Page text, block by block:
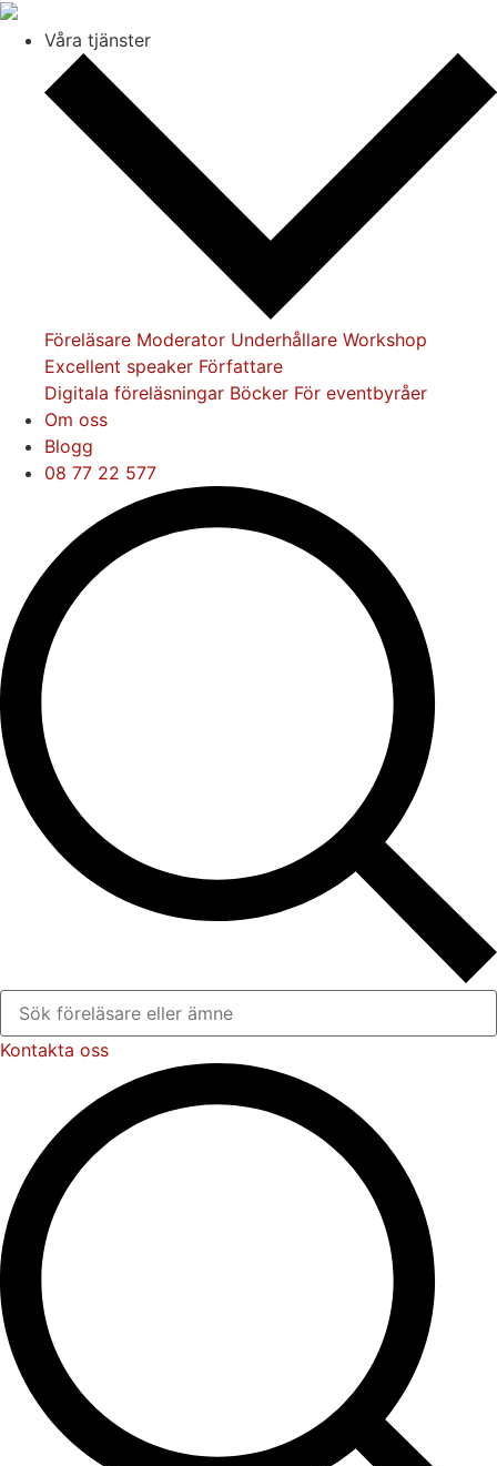
Våra tjänster
Föreläsare Moderator Underhållare Workshop
Excellent speaker Författare
Digitala föreläsningar Böcker För eventbyråer
Om oss
Blogg
08 77 22 577
Kontakta oss